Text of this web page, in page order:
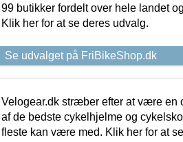
99 butikker fordelt over hele landet
Klik her for at se deres udvalg.
Se udvalget på FriBikeShop.dk
Velogear.dk stræber efter at være en
af de bedste cykelhjelme og
fleste kan være med. Klik her for at